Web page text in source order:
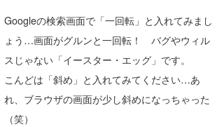
Googleの検索画面で「一回転」と入れてみまし
ょう…画面がグルンと一回転！ バグやウィル
スじゃない「イースター・エッグ」です。
こんどは「斜め」と入れてみてください…あ
れ、ブラウザの画面が少し斜めになっちゃった
（笑）
VAGY
waka☆=
YUKI☆
たっちー